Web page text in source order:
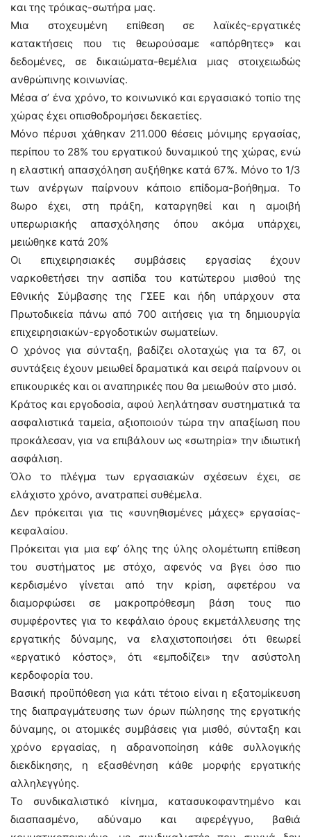
και της τρόικας-σωτήρα μας.
Μια στοχευμένη επίθεση σε λαϊκές-εργατικές
κατακτήσεις που τις θεωρούσαμε «απόρθητες» και
δεδομένες, σε δικαιώματα-θεμέλια μιας στοιχειωδώς
ανθρώπινης κοινωνίας.
Μέσα σ’ ένα χρόνο, το κοινωνικό και εργασιακό τοπίο της
χώρας έχει οπισθοδρομήσει δεκαετίες.
Μόνο πέρυσι χάθηκαν 211.000 θέσεις μόνιμης εργασίας,
περίπου το 28% του εργατικού δυναμικού της χώρας, ενώ
η ελαστική απασχόληση αυξήθηκε κατά 67%. Μόνο το 1/3
των ανέργων παίρνουν κάποιο επίδομα-βοήθημα. Το
8ωρο έχει, στη πράξη, καταργηθεί και η αμοιβή
υπερωριακής απασχόλησης όπου ακόμα υπάρχει,
μειώθηκε κατά 20%
Οι επιχειρησιακές συμβάσεις εργασίας έχουν
ναρκοθετήσει την ασπίδα του κατώτερου μισθού της
Εθνικής Σύμβασης της ΓΣΕΕ και ήδη υπάρχουν στα
Πρωτοδικεία πάνω από 700 αιτήσεις για τη δημιουργία
επιχειρησιακών-εργοδοτικών σωματείων.
Ο χρόνος για σύνταξη, βαδίζει ολοταχώς για τα 67, οι
συντάξεις έχουν μειωθεί δραματικά και σειρά παίρνουν οι
επικουρικές και οι αναπηρικές που θα μειωθούν στο μισό.
Κράτος και εργοδοσία, αφού λεηλάτησαν συστηματικά τα
ασφαλιστικά ταμεία, αξιοποιούν τώρα την απαξίωση που
προκάλεσαν, για να επιβάλουν ως «σωτηρία» την ιδιωτική
ασφάλιση.
Όλο το πλέγμα των εργασιακών σχέσεων έχει, σε
ελάχιστο χρόνο, ανατραπεί συθέμελα.
Δεν πρόκειται για τις «συνηθισμένες μάχες» εργασίας-
κεφαλαίου.
Πρόκειται για μια εφ’ όλης της ύλης ολομέτωπη επίθεση
του συστήματος με στόχο, αφενός να βγει όσο πιο
κερδισμένο γίνεται από την κρίση, αφετέρου να
διαμορφώσει σε μακροπρόθεσμη βάση τους πιο
συμφέροντες για το κεφάλαιο όρους εκμετάλλευσης της
εργατικής δύναμης, να ελαχιστοποιήσει ότι θεωρεί
«εργατικό κόστος», ότι «εμποδίζει» την ασύστολη
κερδοφορία του.
Βασική προϋπόθεση για κάτι τέτοιο είναι η εξατομίκευση
της διαπραγμάτευσης των όρων πώλησης της εργατικής
δύναμης, οι ατομικές συμβάσεις για μισθό, σύνταξη και
χρόνο εργασίας, η αδρανοποίηση κάθε συλλογικής
διεκδίκησης, η εξασθένηση κάθε μορφής εργατικής
αλληλεγγύης.
Το συνδικαλιστικό κίνημα, κατασυκοφαντημένο και
διασπασμένο, αδύναμο και αφερέγγυο, βαθιά